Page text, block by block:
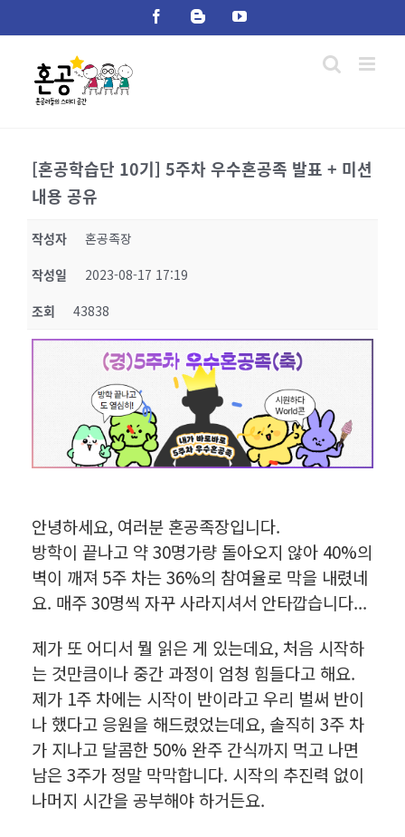
FacebookBloggerYouTube
[혼공학습단 10기] 5주차 우수혼공족 발표 + 미션
내용 공유
작성자
혼공족장
작성일
2023-08-17 17:19
조회
43838
안녕하세요, 여러분 혼공족장입니다.
방학이 끝나고 약 30명가량 돌아오지 않아 40%의
벽이 깨져 5주 차는 36%의 참여율로 막을 내렸네
요. 매주 30명씩 자꾸 사라지셔서 안타깝습니다...
제가 또 어디서 뭘 읽은 게 있는데요, 처음 시작하
는 것만큼이나 중간 과정이 엄청 힘들다고 해요.
제가 1주 차에는 시작이 반이라고 우리 벌써 반이
나 했다고 응원을 해드렸었는데요, 솔직히 3주 차
가 지나고 달콤한 50% 완주 간식까지 먹고 나면
남은 3주가 정말 막막합니다. 시작의 추진력 없이
나머지 시간을 공부해야 하거든요.